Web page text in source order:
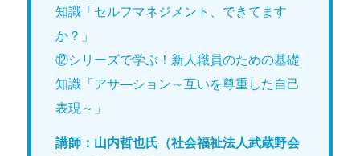
知識「セルフマネジメント、できてます
か？」
⑫シリーズで学ぶ！新人職員のための基礎
知識「アサ―ション～互いを尊重した自己
表現～」
講師：山内哲也氏（社会福祉法人武蔵野会